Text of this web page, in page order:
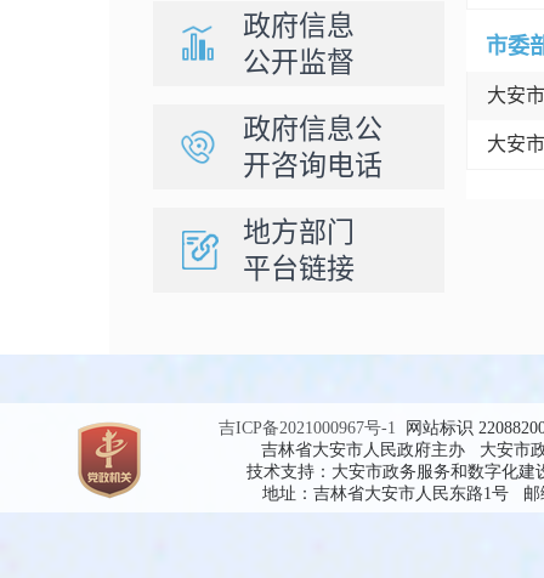
政府信息
公开监督
政府信息公
开咨询电话
地方部门
平台链接
市委
大安
大安